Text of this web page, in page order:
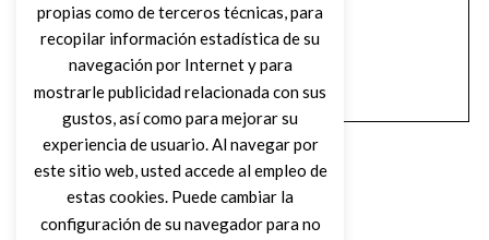
propias como de terceros técnicas, para
recopilar información estadística de su
navegación por Internet y para
mostrarle publicidad relacionada con sus
gustos, así como para mejorar su
experiencia de usuario. Al navegar por
este sitio web, usted accede al empleo de
estas cookies. Puede cambiar la
configuración de su navegador para no